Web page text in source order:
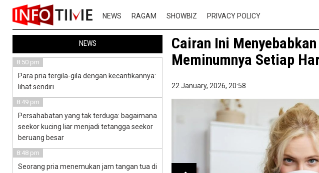
NEWS RAGAM SHOWBIZ PRIVACY POLICY
Cairan Ini
Meminumnya Setiap
22 January, 2026, 20:58
NEWS
8:50 pm
Para pria tergila-gila dengan kecantikannya:
lihat sendiri
8:49 pm
Persahabatan yang tak terduga: bagaimana
seekor kucing liar menjadi tetangga seekor
beruang besar
8:48 pm
Seorang pria menemukan jam tangan tua di